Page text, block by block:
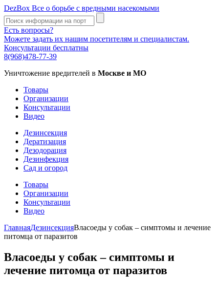
DezBox Все о борьбе с вредными насекомыми
Есть вопросы?
Можете задать их нашим посетителям и специалистам.
Консультации бесплатны
8(968)478-77-39
Уничтожение вредителей в Москве и МО
Товары
Организации
Консультации
Видео
Дезинсекция
Дератизация
Дезодорация
Дезинфекция
Сад и огород
Товары
Организации
Консультации
Видео
ГлавнаяДезинсекцияВласоеды у собак – симптомы и лечение
питомца от паразитов
Власоеды у собак – симптомы и
лечение питомца от паразитов